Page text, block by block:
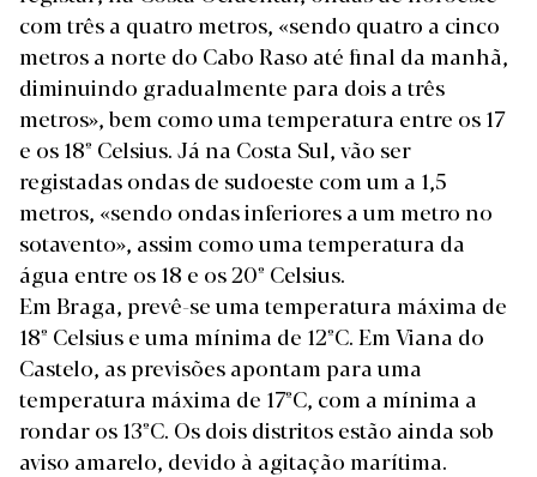
com três a quatro metros, «sendo quatro a cinco
metros a norte do Cabo Raso até final da manhã,
diminuindo gradualmente para dois a três
metros», bem como uma temperatura entre os 17
e os 18º Celsius. Já na Costa Sul, vão ser
registadas ondas de sudoeste com um a 1,5
metros, «sendo ondas inferiores a um metro no
sotavento», assim como uma temperatura da
água entre os 18 e os 20º Celsius.
Em Braga, prevê-se uma temperatura máxima de
18º Celsius e uma mínima de 12ºC. Em Viana do
Castelo, as previsões apontam para uma
temperatura máxima de 17ºC, com a mínima a
rondar os 13ºC. Os dois distritos estão ainda sob
aviso amarelo, devido à agitação marítima.